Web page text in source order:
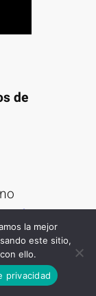
de
Suscribirse
la mejor
este sitio,
ello.
privacidad